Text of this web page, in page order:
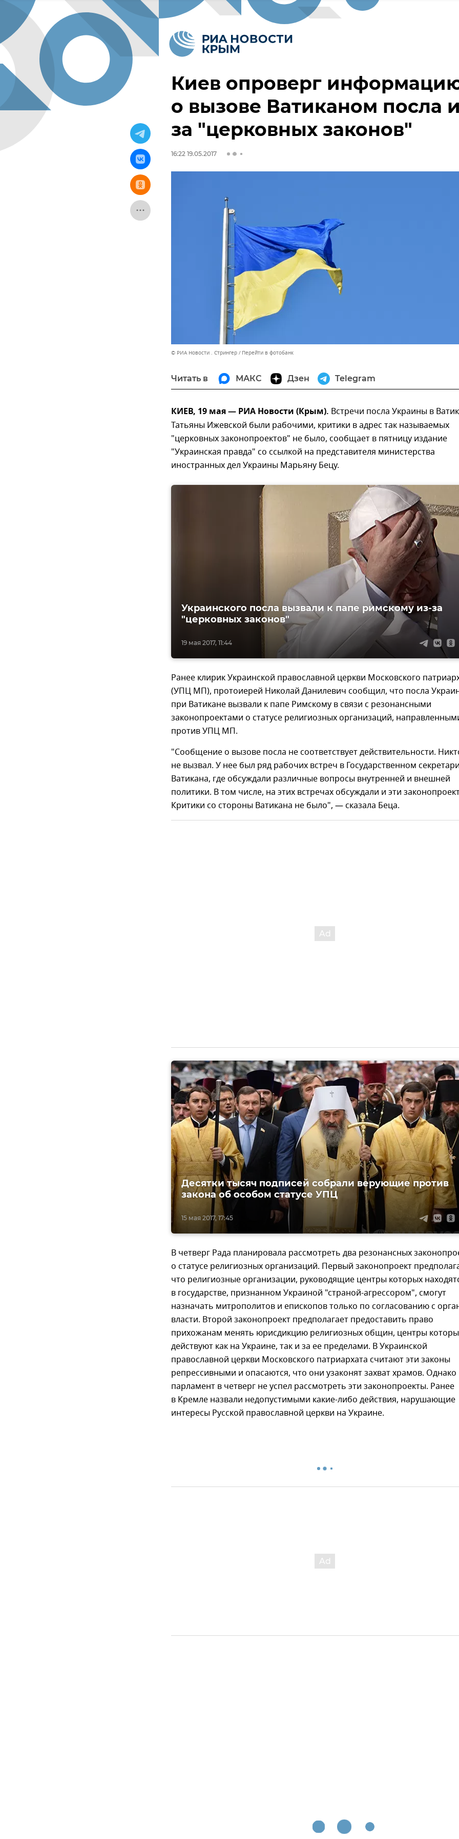
Киев опроверг
о вызове Ватиканом посла
за "церковных законов"
16:22 19.05.2017
© РИА Новости . Стрингер Перейти в фотобанк
Читать в МАКС Дзен Telegram
КИЕВ, 19 мая — РИА Новости (Крым). Встречи посла Украины в
Татьяны Ижевской были рабочими, критики в адрес так называемых
"церковных законопроектов" не было, сообщает в пятницу издание
"Украинская правда" со ссылкой на представителя министерства
иностранных дел Украины Марьяну Бецу.
19 мая 2017, 11:44
Украинского посла вызвали к папе римскому из-за
"церковных законов"
Ранее клирик Украинской православной церкви Московского
(УПЦ МП), протоиерей Николай Данилевич сообщил, что посла
при Ватикане вызвали к папе Римскому в связи с резонансными
законопроектами о статусе религиозных организаций,
против УПЦ МП.
"Сообщение о вызове посла не соответствует действительности.
не вызвал. У нее был ряд рабочих встреч в Государственном
Ватикана, где обсуждали различные вопросы внутренней и внешней
политики. В том числе, на этих встречах обсуждали и эти
Критики со стороны Ватикана не было", — сказала Беца.
15 мая 2017, 17:45
Десятки тысяч подписей собрали верующие против
закона об особом статусе УПЦ
В четверг Рада планировала рассмотреть два резонансных
о статусе религиозных организаций. Первый законопроект
что религиозные организации, руководящие центры которых
в государстве, признанном Украиной "страной-агрессором", смогут
назначать митрополитов и епископов только по согласованию с
власти. Второй законопроект предполагает предоставить право
прихожанам менять юрисдикцию религиозных общин, центры
действуют как на Украине, так и за ее пределами. В Украинской
православной церкви Московского патриархата считают эти законы
репрессивными и опасаются, что они узаконят захват храмов. Однако
парламент в четверг не успел рассмотреть эти законопроекты. Ранее
в Кремле назвали недопустимыми какие-либо действия, нарушающие
интересы Русской православной церкви на Украине.